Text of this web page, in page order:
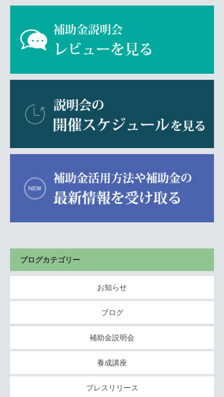
ブログカテゴリー
お知らせ
ブログ
補助金説明会
養成講座
プレスリリース